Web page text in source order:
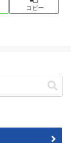
コピー